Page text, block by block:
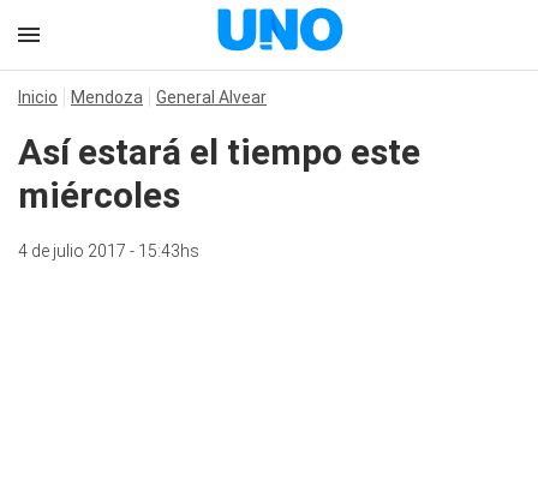
Inicio Mendoza General Alvear
Así estará el tiempo este
miércoles
4 de julio 2017 - 15:43hs